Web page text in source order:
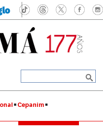
Cepanim